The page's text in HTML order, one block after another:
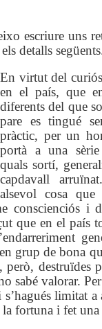
escriure uns
detalls
En virtut del
en el país, que
diferents del que
pare es tingué
pràctic, per un
portà a una sèrie
quals sortí,
capdavall
cosa
conscienciós i
que en el país
grup de bona
però, destruïdes
sabé valorar.
limitat
fortuna i fet una